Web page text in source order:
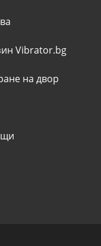
Vibrator.bg
на двор